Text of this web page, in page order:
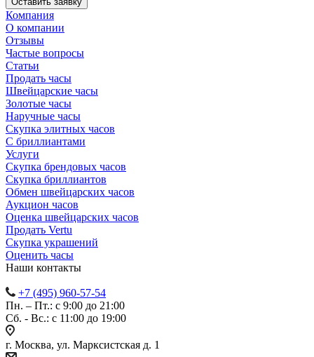
Компания
О компании
Отзывы
Частые вопросы
Статьи
Продать часы
Швейцарские часы
Золотые часы
Наручные часы
Скупка элитных часов
С бриллиантами
Услуги
Скупка брендовых часов
Скупка бриллиантов
Обмен швейцарских часов
Аукцион часов
Оценка швейцарских часов
Продать Vertu
Скупка украшений
Оценить часы
Наши контакты
+7 (495) 960-57-54
Пн. – Пт.: с 9:00 до 21:00
Сб. - Вс.: c 11:00 до 19:00
г. Москва, ул. Марксистская д. 1